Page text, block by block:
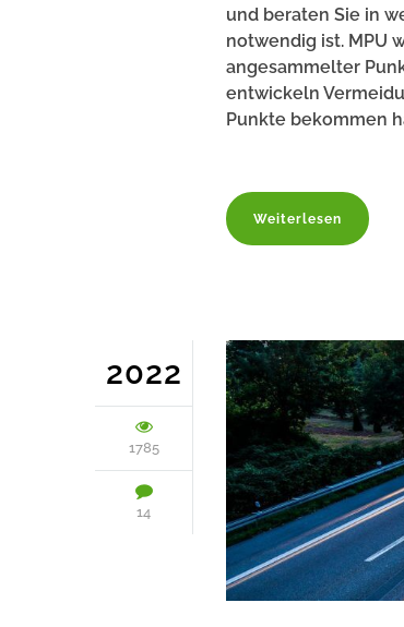
und beraten Sie in
notwendig ist. MPU
angesammelter
entwickeln
Punkte bekommen
Weiterlesen
2022
1785
14